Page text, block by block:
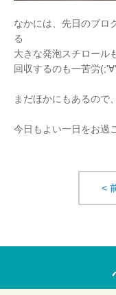
なかには、先日のブロ
る
大きな発泡スチロール
回収するのも一苦労
まだほかにもあるので
今日もよい一日をお過
<